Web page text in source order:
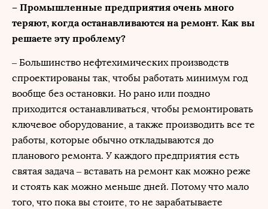
– Промышленные предприятия очень много
теряют, когда останавливаются на ремонт. Как вы
решаете эту проблему?
– Большинство нефтехимических производств
спроектированы так, чтобы работать минимум год
вообще без остановки. Но рано или поздно
приходится останавливаться, чтобы ремонтировать
ключевое оборудование, а также производить все те
работы, которые обычно откладываются до
планового ремонта. У каждого предприятия есть
святая задача – вставать на ремонт как можно реже
и стоять как можно меньше дней. Потому что мало
того, что пока вы стоите, то не зарабатываете